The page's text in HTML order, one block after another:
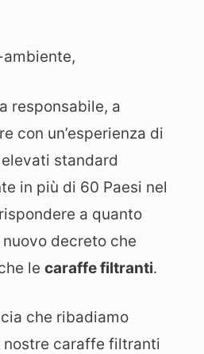
responsabile, a
con un’esperienza di
standard
in più di 60 Paesi nel
a quanto
decreto che
le caraffe filtranti.
che ribadiamo
nostre caraffe filtranti